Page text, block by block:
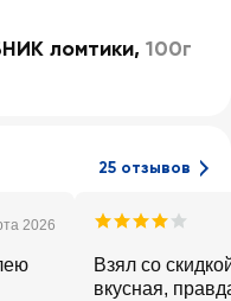
ломтики, 100г
25 отзывов
2026
Взял со
вкусная,